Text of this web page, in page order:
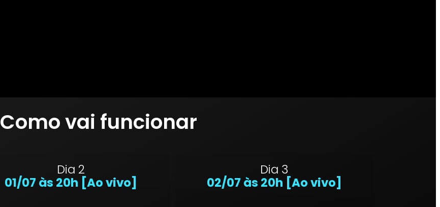
Como vai funcionar
Dia 2
01/07 às 20h [Ao vivo]
Dia 3
02/07 às 20h [Ao vivo]